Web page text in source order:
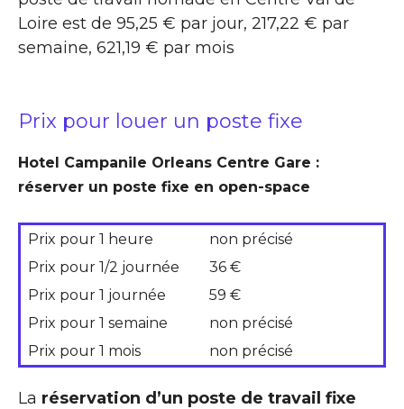
Loire est de 95,25 € par jour, 217,22 € par
semaine, 621,19 € par mois
Prix pour louer un poste fixe
Hotel Campanile Orleans Centre Gare :
réserver un poste fixe en open-space
Prix pour 1 heure
non précisé
Prix pour 1/2 journée
36 €
Prix pour 1 journée
59 €
Prix pour 1 semaine
non précisé
Prix pour 1 mois
non précisé
La réservation d’un poste de travail fixe